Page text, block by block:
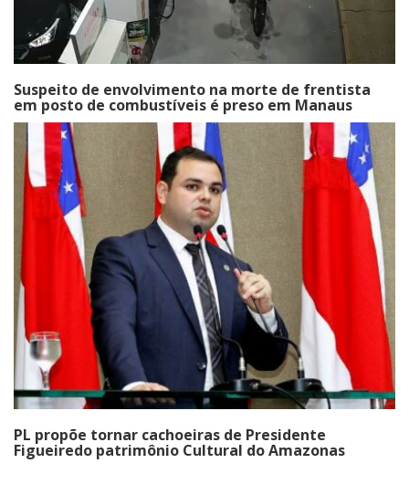
Suspeito de envolvimento na morte de frentista
em posto de combustíveis é preso em Manaus
PL propõe tornar cachoeiras de Presidente
Figueiredo patrimônio Cultural do Amazonas